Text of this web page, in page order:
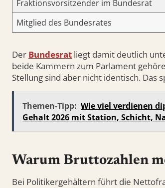
Fraktionsvorsitzender im Bundesrat
Mitglied des Bundesrates
Der Bundesrat liegt damit deutlich
beide Kammern zum Parlament
Stellung sind aber nicht identisch. Das
Themen-Tipp: Wie viel verdienen
Gehalt 2026 mit Station, Schicht,
Warum Bruttozahlen
Bei Politikergehältern führt die